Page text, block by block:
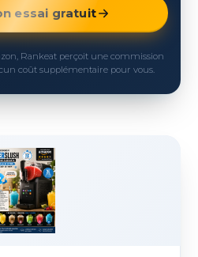
essai gratuit
Rankeat perçoit une commission
coût supplémentaire pour vous.